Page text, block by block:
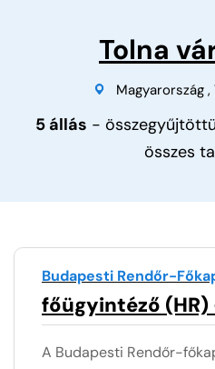
Tolna
Magyarország ,
5 állás -
összes
Budapesti Rendőr-
főügyintéző (HR)
A Budapesti Rendőr-